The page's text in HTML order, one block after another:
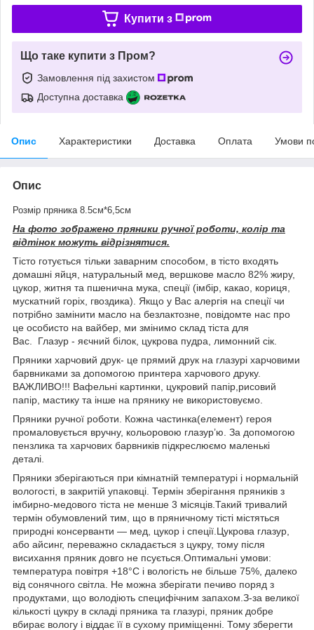
Купити з
Що таке купити з Пром?
Замовлення під захистом
Доступна доставка
Опис Характеристики Доставка Оплата Умови
Опис
Розмір пряника 8.5см*6,5см
На фото зображено пряники ручної роботи, колір та
відтінок можуть відрізнятися.
Тісто готується тільки заварним способом, в тісто входять
домашні яйця, натуральный мед, вершкове масло 82% жиру,
цукор, житня та пшенична мука, спеції (імбір, какао, кориця,
мускатний горіх, гвоздика). Якщо у Вас алергія на спеції чи
потрібно замінити масло на безлактозне, повідомте нас про
це особисто на вайбер, ми змінимо склад тіста для
Вас. Глазур - яєчний білок, цукрова пудра, лимонний сік.
Пряники харчовий друк- це прямий друк на глазурі харчовими
барвниками за допомогою принтера харчового друку.
ВАЖЛИВО!!! Вафельні картинки, цукровий папір,рисовий
папір, мастику та інше на прянику не використовуємо.
Пряники ручної роботи. Кожна частинка(елемент) героя
промаловується вручну, кольоровою глазур’ю. За допомогою
пензлика та харчових барвників підкреслюємо маленькі
деталі.
Пряники зберігаються при кімнатній температурі і нормальній
вологості, в закритій упаковці. Термін зберігання пряників з
імбирно-медового тіста не менше 3 місяців.Такий тривалий
термін обумовлений тим, що в пряничному тісті містяться
природні консерванти — мед, цукор і спеції.Цукрова глазур,
або айсинг, переважно складається з цукру, тому після
висихання пряник довго не псується.Оптимальні умови:
температура повітря +18°С і вологість не більше 75%, далеко
від сонячного світла. Не можна зберігати печиво поряд з
продуктами, що володіють специфічним запахом.З-за великої
кількості цукру в складі пряника та глазурі, пряник добре
вбирає вологу і віддає її в сухому приміщенні. Тому зберегти